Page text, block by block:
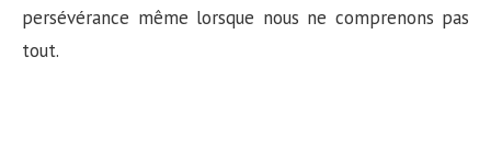
persévérance même lorsque nous ne comprenons pas
tout.